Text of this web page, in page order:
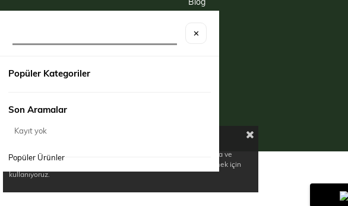
Çerez Kullanımı
Birinci ve üçüncü kişi çerezlerini analiz amacıyla, alışkanlıklarınıza ve
profilinize bağlı olarak tercihlerinizle bağlantılı reklamlar göstermek için
kullanıyoruz.
✕
Popüler Kategoriler
Son Aramalar
Kayıt yok
Popüler Ürünler